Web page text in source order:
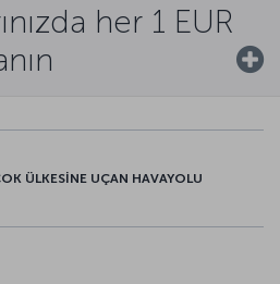
her 1 EUR
ÜLKESİNE UÇAN HAVAYOLU